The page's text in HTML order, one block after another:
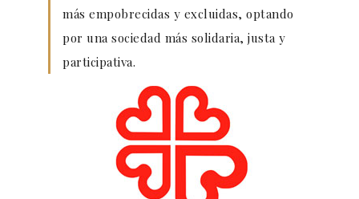
más empobrecidas y excluidas, optando
por una sociedad más solidaria, justa y
participativa.